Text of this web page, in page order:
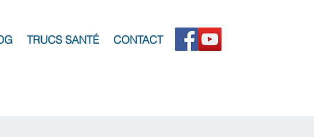
TRUCS SANTÉ CONTACT